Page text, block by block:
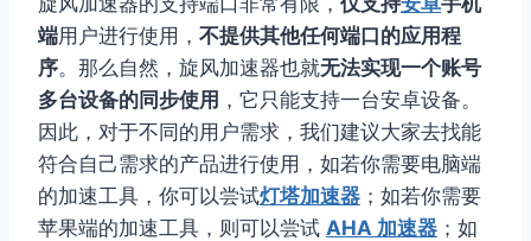
端用户进行使用， 不提供其他任何端口的应用程
序。那么自然，旋风加速器也就无法实现一个账号
多台设备的同步使用 ，它只能支持一台安卓设备。
因此，对于不同的用户需求，我们建议大家去找能
符合自己需求的产品进行使用，如若你需要电脑端
的加速工具，你可以尝试灯塔加速器 ；如若你需要
苹果端的加速工具，则可以尝试 AHA 加速器 ；如